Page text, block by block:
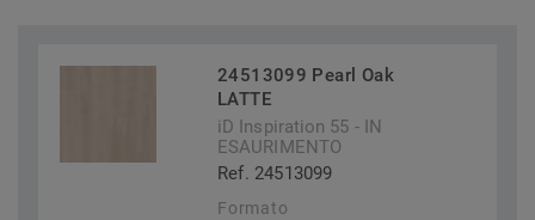
24513099 Pearl Oak
LATTE
iD Inspiration 55 - IN
ESAURIMENTO
Ref. 24513099
Formato